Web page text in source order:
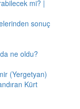
mi? |
sonuç
ne oldu?
(Yergetyan)
Kürt